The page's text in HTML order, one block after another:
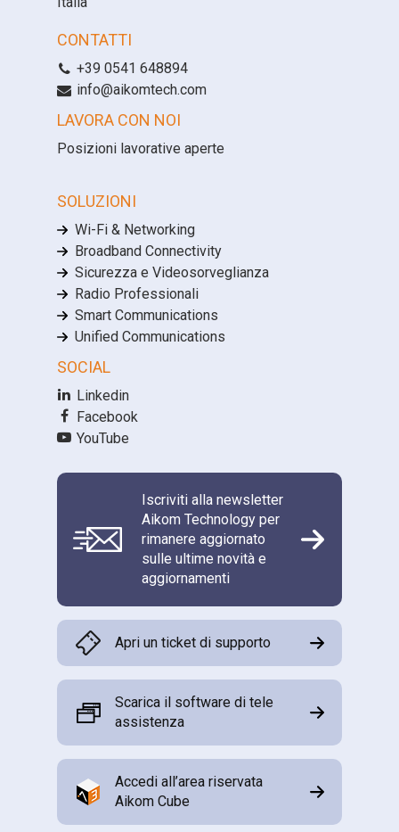
CONTATTI
+39 0541 648894
info@aikomtech.com
LAVORA CON NOI
Posizioni lavorative aperte
SOLUZIONI
Wi-Fi & Networking
Broadband Connectivity
Sicurezza e Videosorveglianza
Radio Professionali
Smart Communications
Unified Communications
SOCIAL
Linkedin
Facebook
YouTube
Iscriviti alla newsletter
Aikom Technology per
rimanere aggiornato
sulle ultime novità e
aggiornamenti
Apri un ticket di supporto
Scarica il software di tele
assistenza
Accedi all’area riservata
Aikom Cube